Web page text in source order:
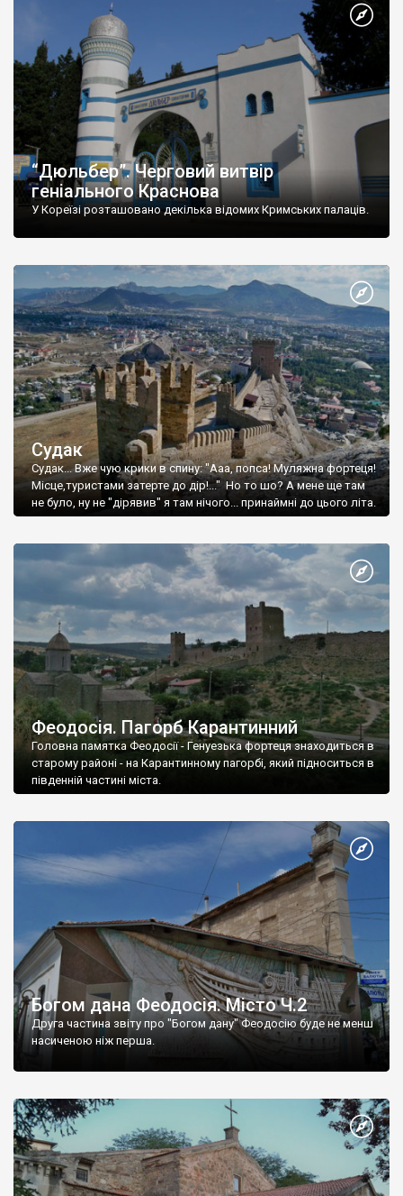
“Дюльбер”. Черговий витвір
геніального Краснова
У Кореїзі розташовано декілька відомих Кримських палаців.
Судак
Судак... Вже чую крики в спину: "Ааа, попса! Муляжна фортеця!
Місце,туристами затерте до дір!..." Но то шо? А мене ще там
не було, ну не "дірявив" я там нічого... принаймні до цього літа.
Феодосія. Пагорб Карантинний
Головна памятка Феодосії - Генуезька фортеця знаходиться в
старому районі - на Карантинному пагорбі, який підноситься в
південній частині міста.
Богом дана Феодосія. Місто Ч.2
Друга частина звіту про "Богом дану" Феодосію буде не менш
насиченою ніж перша.